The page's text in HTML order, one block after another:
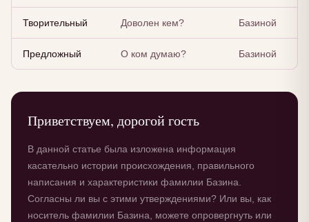
Творительный Доволен кем? Базиной
Предложный О ком думаю? Базиной
Приветствуем, дорогой гость
В данной статье была изложена информация
касательно истории происхождения, правильного
написания и характеристики фамилии Базина.
Согласны ли вы с этими утверждениями? Или вы, как
носитель фамилии Базина, можете опровергнуть или